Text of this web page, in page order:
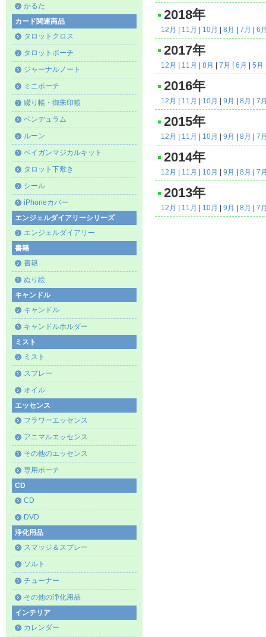
かるた
カード関連商品
タロットクロス
タロットポーチ
ジャーナルノート
ミニポーチ
綴り帳・御朱印帳
ペンデュラム
ルーン
ペイガンマジカルキット
タロット下敷き
シール
iPhoneカバー
エンジェルダイアリーシリーズ
エンジェルダイアリー
書籍
書籍
ぬり絵
キャンドル
キャンドル
キャンドルホルダー
ミスト
ミスト
スプレー
オイル
エッセンス
フラワーエッセンス
アニマルエッセンス
その他のエッセンス
専用ポーチ
CD
CD
DVD
浄化用品
スマッジ＆スプレー
ソルト
チューナー
その他の浄化用品
インテリア
カレンダー
2018年
12月 11月 10月 8月 7月 6
2017年
12月 11月 8月 7月 6月 5月
2016年
12月 11月 10月 9月 8月 7
2015年
12月 11月 10月 9月 8月 7
2014年
12月 11月 10月 9月 8月 7
2013年
12月 11月 10月 9月 8月 7